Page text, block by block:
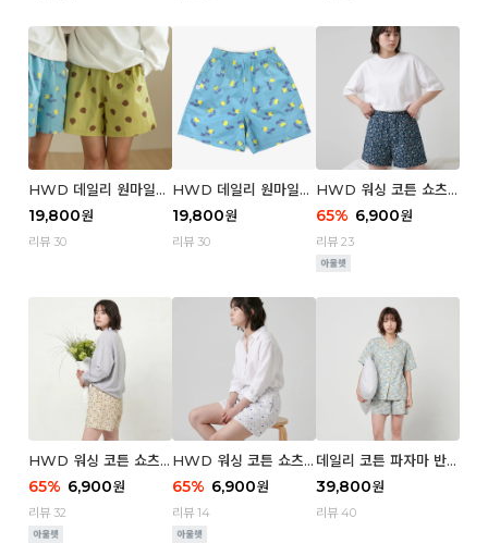
HWD 데일리 원마일
쇼츠 - 03 Poodle (우
먼)
19,800원
리뷰 30
HWD 데일리 원마일
쇼츠 - 02 Chouchou
(우먼)
19,800원
리뷰 30
HWD 워싱 코튼 쇼츠
(우먼) - 03 Berry tre
e
65% 6,900원
리뷰 23
HWD 워싱 코튼 쇼츠
(우먼) - 02 Retro flo
wer
65% 6,900원
리뷰 32
HWD 워싱 코튼 쇼츠
(우먼) - 01 Blue whal
e
65% 6,900원
리뷰 14
데일리 코튼 파자마 반팔
세트 (우먼) - 03 Sum
mer lane
39,800원
리뷰 40